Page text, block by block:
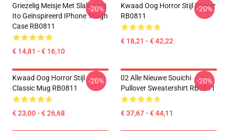
Griezelig Meisje Met Slak Junji
Ito Geïnspireerd IPhone Tough
Case RB0811
€ 14,81 - € 16,10
-20%
Kwaad Oog Horror Stijl Poster
RB0811
€ 18,21 - € 42,22
-20%
Kwaad Oog Horror Stijl
Classic Mug RB0811
€ 23,00 - € 26,68
-20%
02 Alle Nieuwe Souichi
Pullover Sweatershirt RB0811
€ 37,67 - € 44,11
-20%